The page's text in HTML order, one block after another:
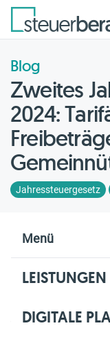
Menü
LEISTUNGEN
DIGITALE
Blog
Zweites
2024:
Jahressteuergesetz
Home
Geschätzte